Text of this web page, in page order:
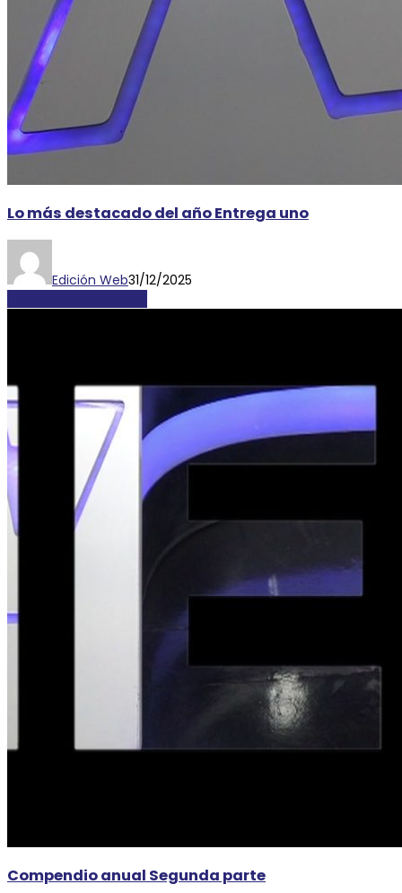
Lo más destacado del año Entrega uno
Edición Web31/12/2025
Compendio anual Segunda parte